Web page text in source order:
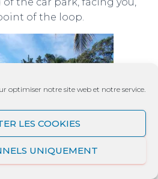
optimiser notre site web et notre service.
LES COOKIES
UNIQUEMENT
of the loop.